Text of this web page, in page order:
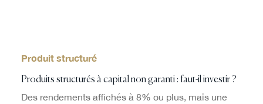
Produit structuré
Produits structurés à capital non garanti : faut-il investir ?
Des rendements affichés à 8% ou plus, mais une